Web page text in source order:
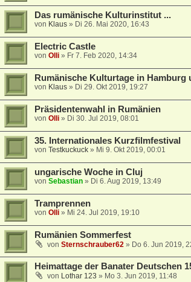
Das rumänische Kulturinstitut ...
von Klaus» Di 26. Mai 2020, 16:43
Electric Castle
von Olli» Fr 7. Feb 2020, 14:34
Rumänische Kulturtage in Hamburg
von Klaus» Di 29. Okt 2019, 19:27
Präsidentenwahl in Rumänien
von Olli» Di 30. Jul 2019, 08:01
35. Internationales Kurzfilmfestival
von Testkuckuck» Mi 9. Okt 2019, 00:01
ungarische Woche in Cluj
von Sebastian» Di 6. Aug 2019, 13:49
Tramprennen
von Olli» Mi 24. Jul 2019, 19:10
Rumänien Sommerfest
von Sternschrauber62» Do 6. Jun 2019,
Heimattage der Banater Deutschen
von Lothar 123 » Mo 3. Jun 2019, 11:48